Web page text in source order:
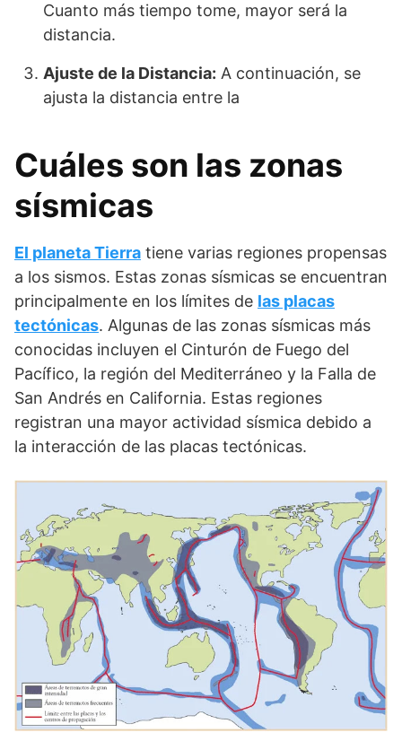
Cuanto más tiempo tome, mayor será la
distancia.
Ajuste de la Distancia: A continuación, se
ajusta la distancia entre la
Cuáles son las zonas
sísmicas
El planeta Tierra tiene varias regiones propensas
a los sismos. Estas zonas sísmicas se encuentran
principalmente en los límites de las placas
tectónicas. Algunas de las zonas sísmicas más
conocidas incluyen el Cinturón de Fuego del
Pacífico, la región del Mediterráneo y la Falla de
San Andrés en California. Estas regiones
registran una mayor actividad sísmica debido a
la interacción de las placas tectónicas.